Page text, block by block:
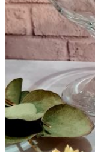
Volver a la